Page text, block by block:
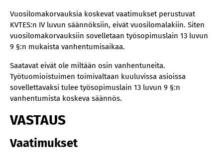
Vuosilomakorvauksia koskevat vaatimukset perustuvat
KVTES:n IV luvun säännöksiin, eivät vuosilomalakiin. Siten
vuosilomakorvauksiin sovelletaan työsopimuslain 13 luvun
9 §:n mukaista vanhentumisaikaa.
Saatavat eivät ole miltään osin vanhentuneita.
Työtuomioistuimen toimivaltaan kuuluvissa asioissa
sovellettavaksi tulee työsopimuslain 13 luvun 9 §:n
vanhentumista koskeva säännös.
VASTAUS
Vaatimukset